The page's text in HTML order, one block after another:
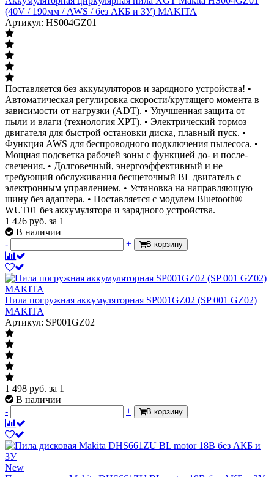
(40V / 190мм / AWS / без АКБ и ЗУ) MAKITA
Артикул: HS004GZ01
Поставляется без аккумуляторов и зарядного устройства! •
Автоматическая регулировка скорости/крутящего момента в
зависимости от нагрузки (ADT). • Улучшенная защита от
пыли и влаги (технология XPT). • Электрический тормоз
двигателя для быстрой остановки диска, плавный пуск. •
Функция AWS для беспроводного подключения пылесоса. •
Мощная подсветка рабочей зоны с функцией до- и после-
свечения. • Долговечный, энергоэффективный и не
требующий обслуживания бесщеточный BL двигатель с
электронным управлением. • Установка на направляющую
шину без адаптера. • Поставляется с модулем Bluetooth®
WUT01 без аккумулятора и зарядного устройства.
1 426 руб. за 1
В наличии
-
+ В корзину
Пила погружная аккумуляторная SP001GZ02 (SP 001 GZ02)
MAKITA
Артикул: SP001GZ02
1 498 руб. за 1
В наличии
-
+ В корзину
New